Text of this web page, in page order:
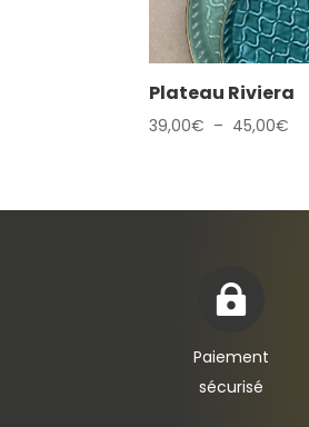
Plateau Riviera
39,00€ – 45,00€

Paiement
sécurisé